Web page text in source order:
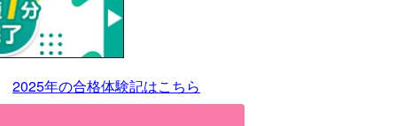
2025年の合格体験記はこちら